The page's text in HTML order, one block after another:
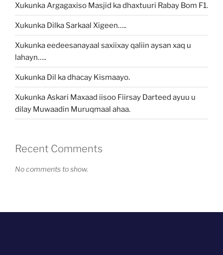
Xukunka Argagaxiso Masjid ka dhaxtuuri Rabay Bom F1.
Xukunka Dilka Sarkaal Xigeen…..
Xukunka eedeesanayaal saxiixay qaliin aysan xaq u
lahayn…..
Xukunka Dil ka dhacay Kismaayo.
Xukunka Askari Maxaad iisoo Fiirsay Darteed ayuu u
dilay Muwaadin Muruqmaal ahaa.
Recent Comments
No comments to show.